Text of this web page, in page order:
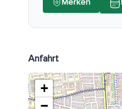
Merken
Anfahrt
+
−